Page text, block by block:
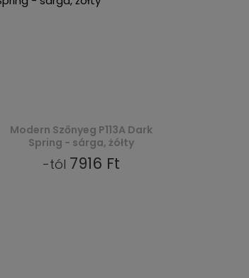
Modern Szőnyeg P113A Dark
Spring - sárga, żółty
-tól 7916 Ft